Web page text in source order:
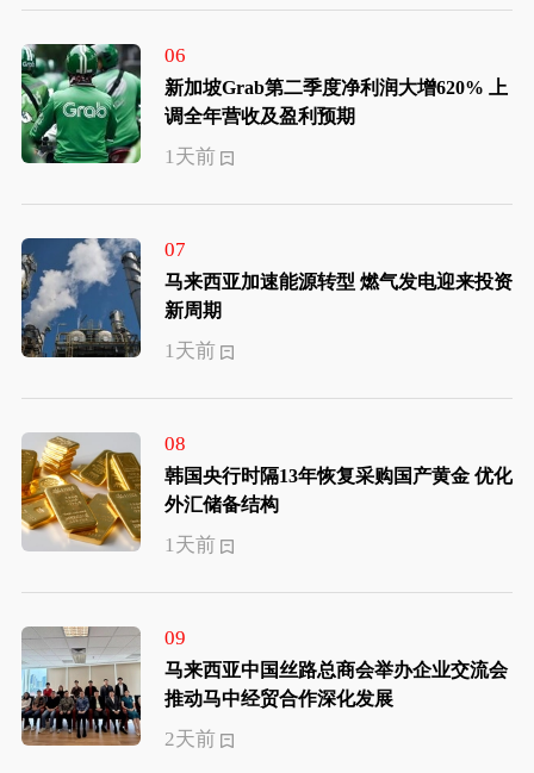
06
新加坡Grab第二季度净利润大增620% 上
调全年营收及盈利预期
1天前
07
马来西亚加速能源转型 燃气发电迎来投资
新周期
1天前
08
韩国央行时隔13年恢复采购国产黄金 优化
外汇储备结构
1天前
09
马来西亚中国丝路总商会举办企业交流会
推动马中经贸合作深化发展
2天前